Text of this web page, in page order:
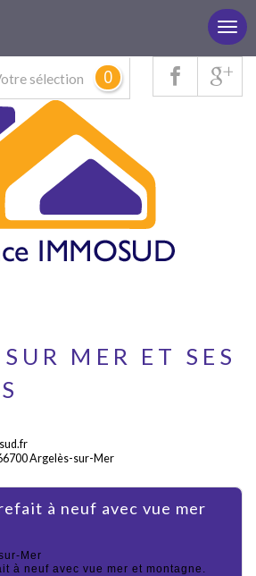
sélection 0
MER ET SES
Argelès-sur-Mer
Mer
à neuf avec vue mer et montagne.